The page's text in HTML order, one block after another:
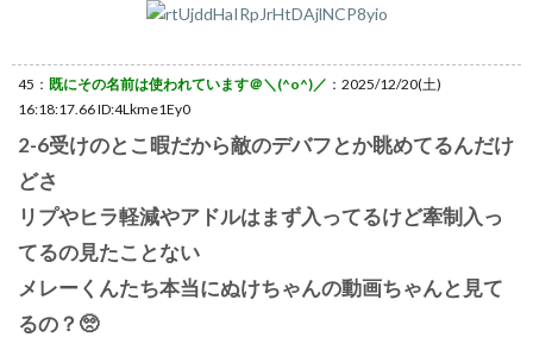
45： 既にその名前は使われています＠＼(^o^)／ ：2025/12/20(土)
16:18:17.66 ID:4Lkme1Ey0
2-6受けのとこ暇だから敵のデバフとか眺めてるんだけ
どさ
リプやヒラ軽減やアドルはまず入ってるけど牽制入っ
てるの見たことない
メレーくんたち本当にぬけちゃんの動画ちゃんと見て
るの？🥺